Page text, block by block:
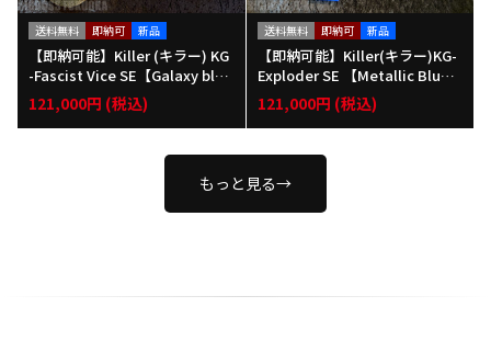
送料無料 即納可 新品
【即納可能】Killer (キラー) KG
-Fascist Vice SE【Galaxy blac
k】福岡店
121,000円 (税込)
送料無料 即納可 新品
【即納可能】Killer(キラー)KG-
Exploder SE 【Metallic Blu
e】福岡店
121,000円 (税込)
もっと見る→